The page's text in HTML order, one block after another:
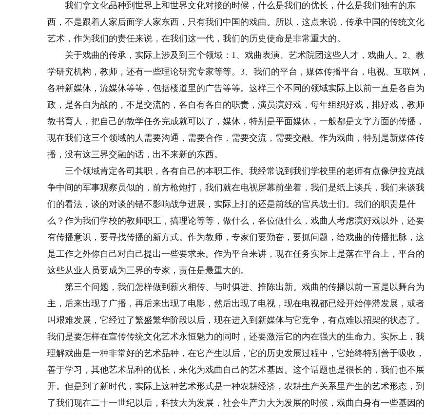
我们拿文化品种到世界上和世界文化对接的时候，什么是我们的优长，什么是我们独有的东
西，不是跟着人家后面学人家东西，只有我们中国的戏曲。所以，这点来说，传承中国的传统文化
艺术，作为我们的责任来说，在我们这一代，我们的历史使命是非常重大的。
关于戏曲的传承，实际上涉及到三个领域：1、戏曲表演、艺术院团这些人才，戏曲人。2、教
学研究机构，教师，还有一些理论研究专家等等。3、我们的平台，媒体传播平台，电视、互联网，
各种新媒体，流媒体等等，包括楼道里的广告等等。这样三个不同的领域实际上以前一直是各自为
政，是各自为战的，不是交流的，各自有各自的职责，演员演好戏，每年组织好戏，排好戏，教师
教书育人，把自己的教学任务完成就可以了，媒体，特别是平面媒体，一般都是文字方面的传播，
现在我们这三个领域的人需要沟通，需要合作，需要交流，需要交融。作为戏曲，特别是新媒体传
播，没有这三界交融的话，出不来新的东西。
三个领域肯定各司其职，各有自己的本职工作。我经常说到我们学校里的老师有点像伊拉克战
争中间的军事观察员似的，前方枪炮打，我们就在电视屏幕前坐着，我们是纸上谈兵，我们来谈我
们的看法，谈的对谈的错不影响战争进展，实际上打的还是前线的官兵战士们。我们的职责是什
么？作为我们学校的教师职工，搞理论等等，做什么，各位做什么，戏曲人考虑演好戏以外，还要
有传播意识，要寻找传播的新方式。作为教师，专家们要勤奋，要抓问题，给戏曲的传播把脉，这
是工作之外你自己对自己提出一些要求来。作为平台来讲，现在任务实际上是落在平台上，平台的
这些从业人员要成为三界的专家，责任是最重大的。
第三个问题，我们怎样做到薪火相传、与时俱进、推陈出新。戏曲的传播以前一直是以舞台为
主，后来出现了广播，再后来出现了电影，然后出现了电视，现在电视都已经开始停滞发展，或者
叫艰难发展，它经过了繁盛繁华阶段以后，现在进入到新媒体与它竞争，有点难以招架的状态了。
我们是要怎样在宣传传统文化艺术永恒魅力的同时，还要激活它的内在强大的生命力。实际上，我
理解戏曲是一种非常好的艺术品种，在它产生以后，它的历史发展过程中，它始终特别善于吸收，
善于学习，其他艺术品种的优长，来化为戏曲自己的艺术基因。这个话题也是很长的，我们也不展
开。但是到了新时代，实际上这种艺术形式是一种农耕经济，农耕生产关系里产生的艺术形态，到
了我们现在二十一世纪以后，科技大为发展，社会生产力大为发展的时候，戏曲自身有一些基因的